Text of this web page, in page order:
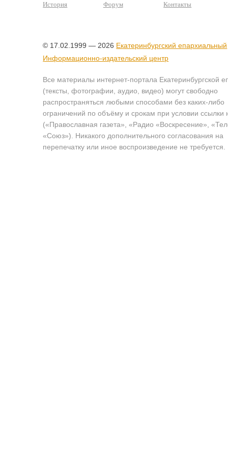
История
Форум
Контакты
© 17.02.1999 — 2026 Екатеринбургский епархиальный
Информационно-издательский центр
Все материалы интернет-портала Екатеринбургской
(тексты, фотографии, аудио, видео) могут свободно
распространяться любыми способами без каких-либо
ограничений по объёму и срокам при условии ссылки
(«Православная газета», «Радио «Воскресение»,
«Союз»). Никакого дополнительного согласования на
перепечатку или иное воспроизведение не требуется.